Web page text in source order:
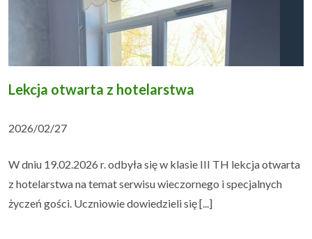
Lekcja otwarta z hotelarstwa
2026/02/27
W dniu 19.02.2026 r. odbyła się w klasie III TH lekcja otwarta
z hotelarstwa na temat serwisu wieczornego i specjalnych
życzeń gości. Uczniowie dowiedzieli się [...]